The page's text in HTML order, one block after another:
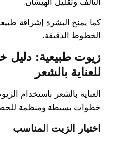
التالف وتقليل الهيشان.
كما يمنح البشرة إشراقة
الخطوط الدقيقة.
زيوت طبيعية: دليل
للعناية بالشعر
العناية بالشعر باستخدام
خطوات بسيطة ومنظمة
اختيار الزيت المناسب